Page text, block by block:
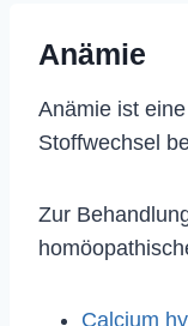
Anämie
Anämie ist
Stoffwechsel
Zur
Calcium